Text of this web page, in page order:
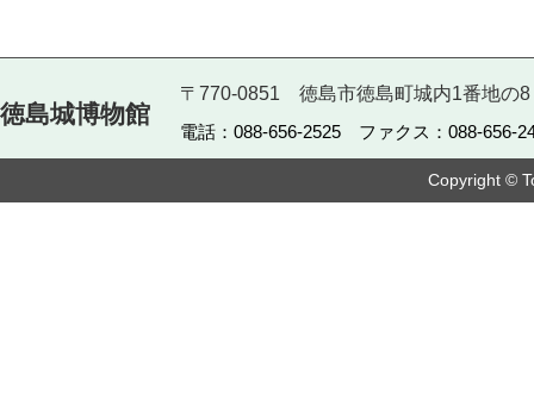
徳島城博物館
〒770-0851 徳島市徳島町城内1番地の8
電話：088-656-2525 ファクス：088-656-
Copyright ©